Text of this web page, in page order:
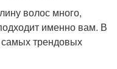
волос много,
именно вам. В
трендовых